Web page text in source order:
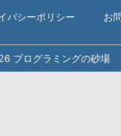
バシーポリシー お
プログラミングの砂場